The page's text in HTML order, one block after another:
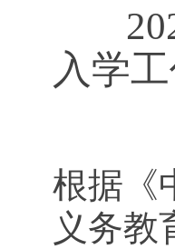
入学
根据《
义务教